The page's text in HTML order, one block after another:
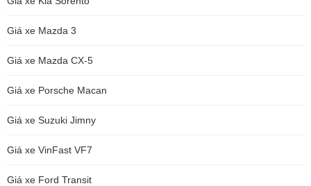
Giá xe Mazda 3
Giá xe Mazda CX-5
Giá xe Porsche Macan
Giá xe Suzuki Jimny
Giá xe VinFast VF7
Giá xe Ford Transit